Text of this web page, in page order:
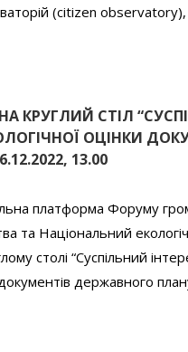
(citizen
КРУГЛИЙ СТІЛ
ОЦІНКИ
13.00
платформа Форуму
та Національний
столі “Суспільний
документів державного